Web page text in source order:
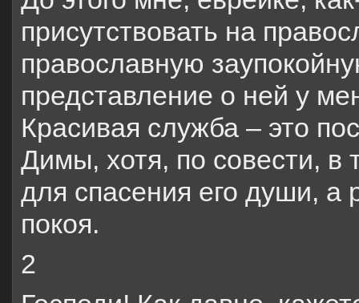
присутствовать на
православную
представление о ней у
Красивая служба – это
Димы, хотя, по совести, в
для спасения его души, а
покоя.
2